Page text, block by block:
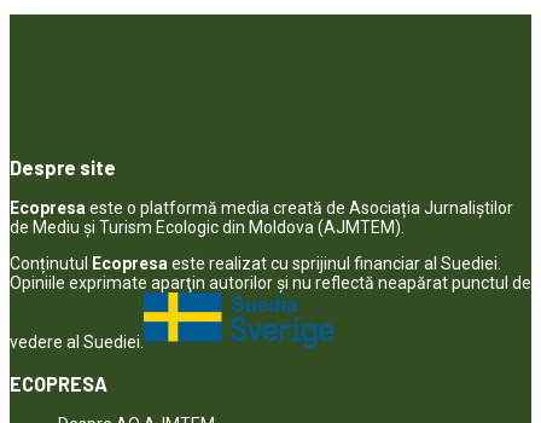
Despre site
Ecopresa este o platformă media creată de Asociația Jurnaliștilor
de Mediu și Turism Ecologic din Moldova (AJMTEM).
Conținutul
Ecopresa este realizat cu sprijinul financiar al Suediei.
Opiniile exprimate aparţin autorilor şi nu reflectă neapărat punctul de
vedere al Suediei.
ECOPRESA